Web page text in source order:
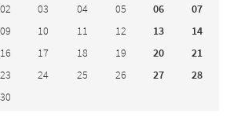
02 03 04 05 06
07
09 10 11 12 13
14
16 17 18 19 20
21
23 24 25 26 27
28
30